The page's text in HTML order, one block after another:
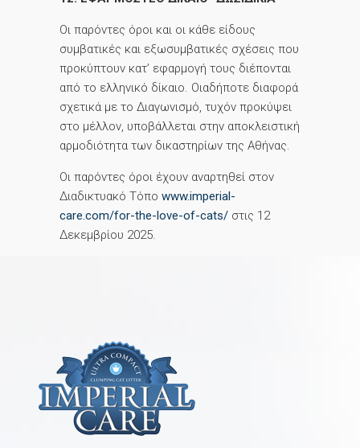
Οι παρόντες όροι και οι κάθε είδους
συμβατικές και εξωσυμβατικές σχέσεις που
προκύπτουν κατ’ εφαρμογή τους διέπονται
από το ελληνικό δίκαιο. Οιαδήποτε διαφορά
σχετικά με το Διαγωνισμό, τυχόν προκύψει
στο μέλλον, υποβάλλεται στην αποκλειστική
αρμοδιότητα των δικαστηρίων της Αθήνας.
Οι παρόντες όροι έχουν αναρτηθεί στον
Διαδικτυακό Τόπο www.imperial-
care.com/for-the-love-of-cats/ στις 12
Δεκεμβρίου 2025.